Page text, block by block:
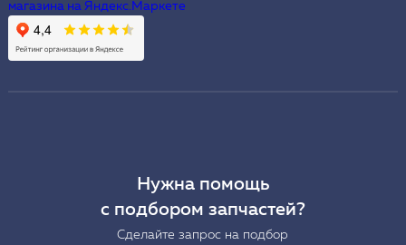
Нужна помощь
с подбором запчастей?
Сделайте запрос на подбор